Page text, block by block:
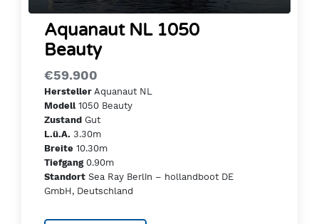
Aquanaut NL 1050
Beauty
€59.900
Hersteller Aquanaut NL
Modell1050 Beauty
Zustand Gut
L.ü.A. 3.30m
Breite 10.30m
Tiefgang0.90m
Standort Sea Ray Berlin – hollandboot DE
GmbH, Deutschland